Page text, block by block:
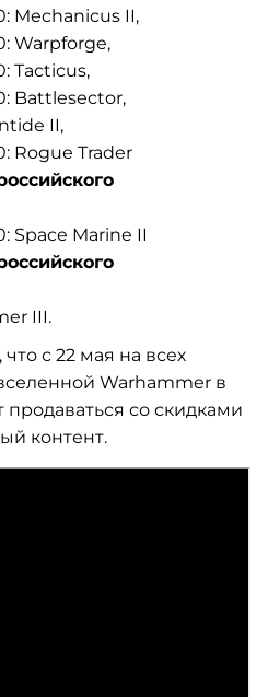
Mechanicus II,
Warpforge,
Tacticus,
Battlesector,
II,
Rogue Trader
Space Marine II
III.
с 22 мая на всех
Warhammer в
со скидками
контент.